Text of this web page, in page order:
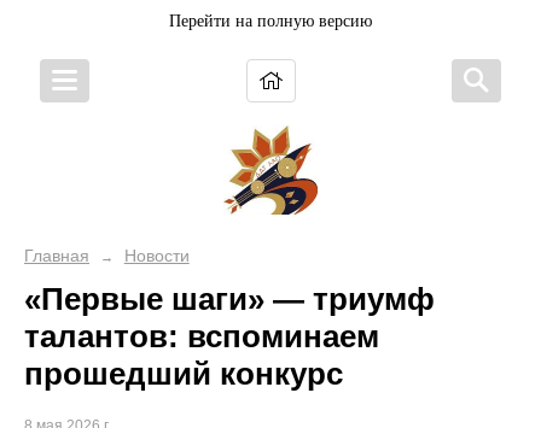
Перейти на полную версию
Главная → Новости
«Первые шаги» — триумф
талантов: вспоминаем
прошедший конкурс